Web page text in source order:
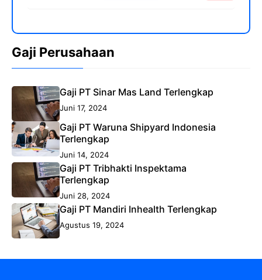
Gaji Perusahaan
Gaji PT Sinar Mas Land Terlengkap
Juni 17, 2024
Gaji PT Waruna Shipyard Indonesia
Terlengkap
Juni 14, 2024
Gaji PT Tribhakti Inspektama
Terlengkap
Juni 28, 2024
Gaji PT Mandiri Inhealth Terlengkap
Agustus 19, 2024